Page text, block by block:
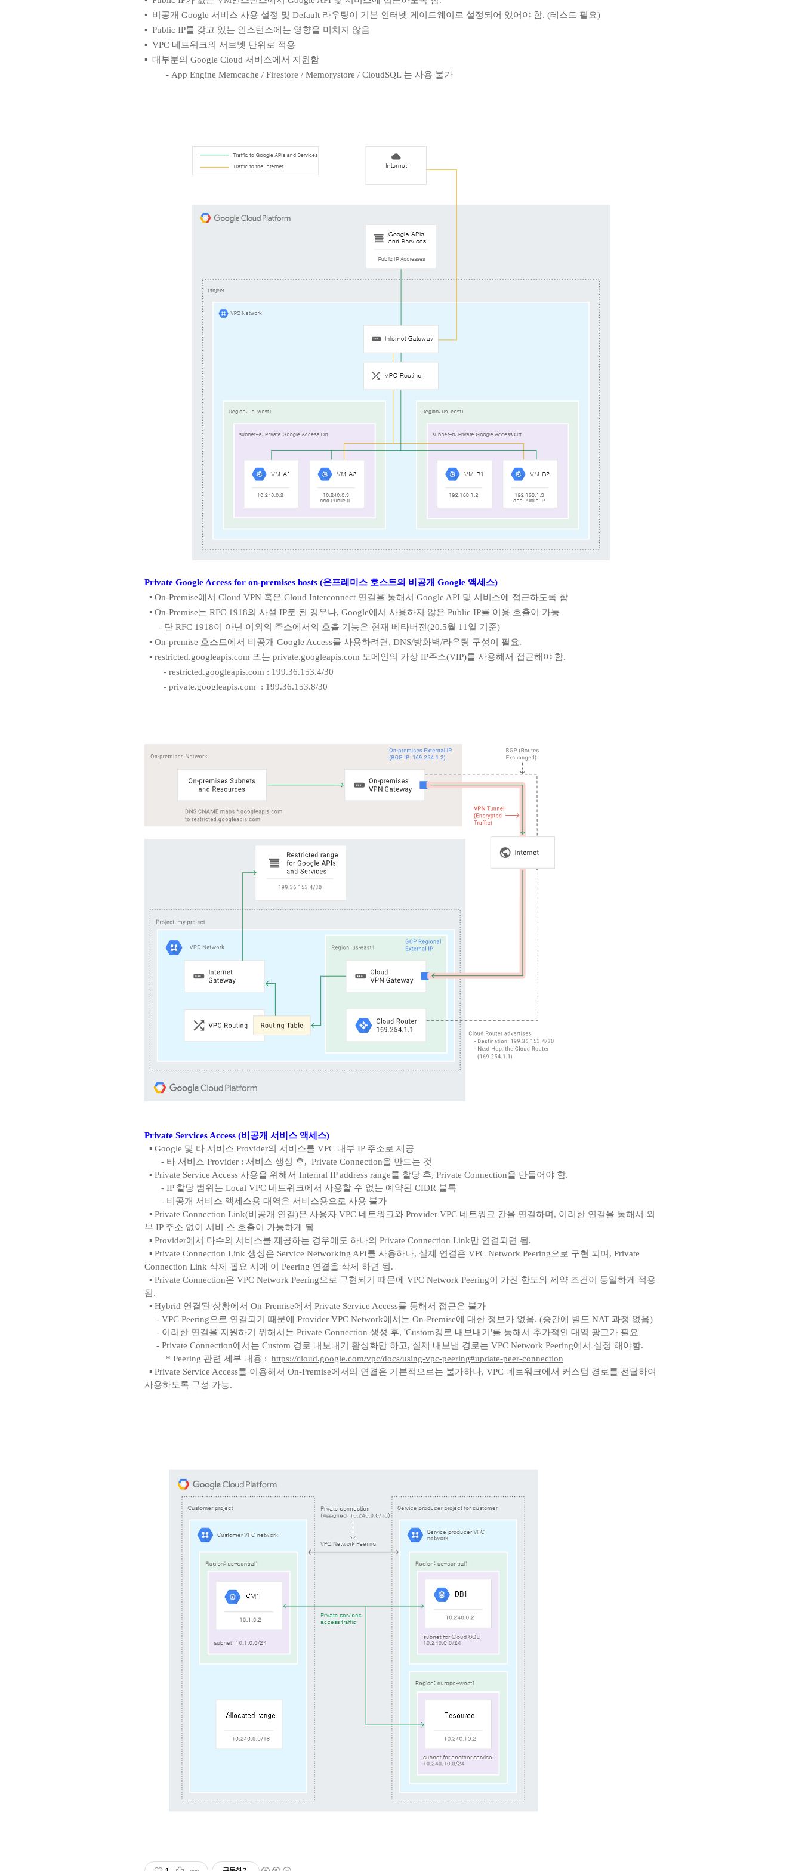
▪ 비공개 Google 서비스 사용 설정 및 Default 라우팅이 기본 인터넷 게이트웨이로 설정되어 있어야 함. (테스트 필요)
▪ Public IP를 갖고 있는 인스턴스에는 영향을 미치지 않음
▪ VPC 네트워크의 서브넷 단위로 적용
▪ 대부분의 Google Cloud 서비스에서 지원함
- App Engine Memcache / Firestore / Memorystore / CloudSQL 는 사용 불가
Private Google Access for on-premises hosts (온프레미스 호스트의 비공개 Google 액세스)
▪ On-Premise에서 Cloud VPN 혹은 Cloud Interconnect 연결을 통해서 Google API 및 서비스에 접근하도록 함
▪ On-Premise는 RFC 1918의 사설 IP로 된 경우나, Google에서 사용하지 않은 Public IP를 이용 호출이 가능
- 단 RFC 1918이 아닌 이외의 주소에서의 호출 기능은 현재 베타버전(20.5월 11일 기준)
▪ On-premise 호스트에서 비공개 Google Access를 사용하려면, DNS/방화벽/라우팅 구성이 필요.
▪ restricted.googleapis.com 또는 private.googleapis.com 도메인의 가상 IP주소(VIP)를 사용해서 접근해야 함.
- restricted.googleapis.com : 199.36.153.4/30
- private.googleapis.com : 199.36.153.8/30
Private Services Access (비공개 서비스 액세스)
▪ Google 및 타 서비스 Provider의 서비스를 VPC 내부 IP 주소로 제공
- 타 서비스 Provider : 서비스 생성 후, Private Connection을 만드는 것
▪ Private Service Access 사용을 위해서 Internal IP address range를 할당 후, Private Connection을 만들어야 함.
- IP 할당 범위는 Local VPC 네트워크에서 사용할 수 없는 예약된 CIDR 블록
- 비공개 서비스 액세스용 대역은 서비스용으로 사용 불가
▪ Private Connection Link(비공개 연결)은 사용자 VPC 네트워크와 Provider VPC 네트워크 간을 연결하며, 이러한 연결을 통해서 외
부 IP 주소 없이 서비 스 호출이 가능하게 됨
▪ Provider에서 다수의 서비스를 제공하는 경우에도 하나의 Private Connection Link만 연결되면 됨.
▪ Private Connection Link 생성은 Service Networking API를 사용하나, 실제 연결은 VPC Network Peering으로 구현 되며, Private
Connection Link 삭제 필요 시에 이 Peering 연결을 삭제 하면 됨.
▪ Private Connection은 VPC Network Peering으로 구현되기 때문에 VPC Network Peering이 가진 한도와 제약 조건이 동일하게 적용
됨.
▪ Hybrid 연결된 상황에서 On-Premise에서 Private Service Access를 통해서 접근은 불가
- VPC Peering으로 연결되기 때문에 Provider VPC Network에서는 On-Premise에 대한 정보가 없음. (중간에 별도 NAT 과정 없음)
- 이러한 연결을 지원하기 위해서는 Private Connection 생성 후, 'Custom경로 내보내기'를 통해서 추가적인 대역 광고가 필요
- Private Connection에서는 Custom 경로 내보내기 활성화만 하고, 실제 내보낼 경로는 VPC Network Peering에서 설정 해야함.
* Peering 관련 세부 내용 : https://cloud.google.com/vpc/docs/using-vpc-peering#update-peer-connection
▪ Private Service Access를 이용해서 On-Premise에서의 연결은 기본적으로는 불가하나, VPC 네트워크에서 커스텀 경로를 전달하여
사용하도록 구성 가능.